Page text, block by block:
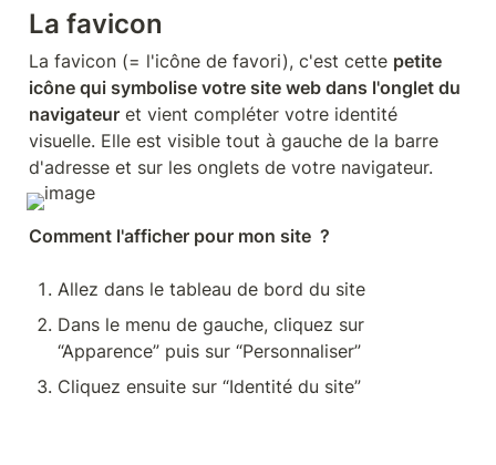
La favicon
La favicon (= l'icône de favori), c'est cette petite
icône qui symbolise votre site web dans l'onglet du
navigateur et vient compléter votre identité
visuelle. Elle est visible tout à gauche de la barre
d'adresse et sur les onglets de votre navigateur.
Comment l'afficher pour mon site  ?
Allez dans le tableau de bord du site
Dans le menu de gauche, cliquez sur
“Apparence” puis sur “Personnaliser”
Cliquez ensuite sur “Identité du site”